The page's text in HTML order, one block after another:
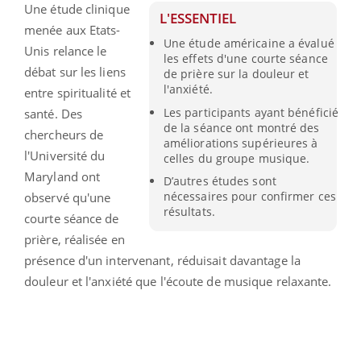
L'ESSENTIEL
Une étude américaine a évalué
les effets d'une courte séance
de prière sur la douleur et
l'anxiété.
Les participants ayant bénéficié
de la séance ont montré des
améliorations supérieures à
celles du groupe musique.
D’autres études sont
nécessaires pour confirmer ces
résultats.
Une étude clinique
menée aux Etats-
Unis relance le
débat sur les liens
entre spiritualité et
santé. Des
chercheurs de
l'Université du
Maryland ont
observé qu'une
courte séance de
prière, réalisée en
présence d'un intervenant, réduisait davantage la
douleur et l'anxiété que l'écoute de musique relaxante.